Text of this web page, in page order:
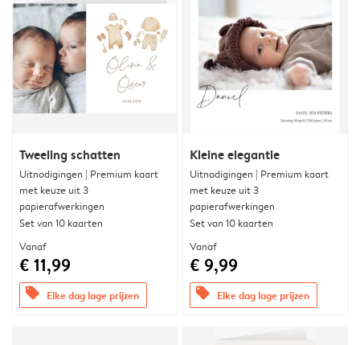
Tweeling schatten
Uitnodigingen | Premium kaart
met keuze uit 3
papierafwerkingen
Set van 10 kaarten
Vanaf
€ 11,99
offers Elke dag lage prijzen
Kleine elegantie
Uitnodigingen | Premium kaart
met keuze uit 3
papierafwerkingen
Set van 10 kaarten
Vanaf
€ 9,99
offers Elke dag lage prijzen